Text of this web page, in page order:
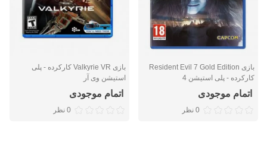
بازی Resident Evil 7 Gold Edition
کارکرده - پلی استیشن 4
اتمام موجودی
0 نظر
بازی Valkyrie VR کارکرده - پلی
استیشن وی آر
اتمام موجودی
0 نظر